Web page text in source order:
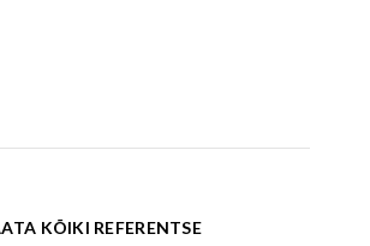
KÕIKI REFERENTSE